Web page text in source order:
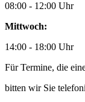
08:00 - 12:00 Uhr
Mittwoch:
14:00 - 18:00 Uhr
Für Termine, die
bitten wir Sie